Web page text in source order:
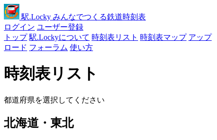
駅.Locky みんなでつくる鉄道時刻表
ログイン ユーザー登録
トップ 駅.Lockyについて 時刻表リスト 時刻表マップ アップ
ロード フォーラム 使い方
時刻表リスト
都道府県を選択してください
北海道・東北